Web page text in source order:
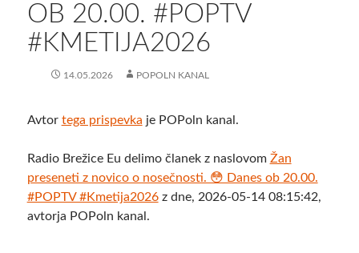
OB 20.00. #POPTV
#KMETIJA2026
14.05.2026 POPOLN KANAL
Avtor tega prispevka je POPoln kanal.
Radio Brežice Eu delimo članek z naslovom Žan
preseneti z novico o nosečnosti. 😳 Danes ob 20.00.
#POPTV #Kmetija2026z dne, 2026-05-14 08:15:42,
avtorja POPoln kanal.